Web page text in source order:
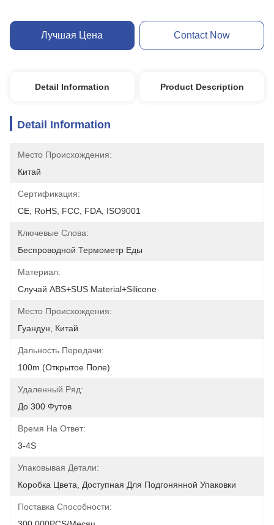
Лучшая Цена Contact Now
Detail Information Product Description
Detail Information
Место Происхождения:
Китай
Сертификация:
CE, RoHS, FCC, FDA, ISO9001
Ключевые Слова:
Беспроводной Термометр Еды
Материал:
Случай ABS+SUS Material+Silicone
Место Происхождения:
Гуандун, Китай
Дальность Передачи:
100m (открытое Поле)
Удаленный Ряд:
До 300 Футов
Время На Ответ:
3-4S
Упаковывая Детали:
Коробка Цвета, Доступная Для Подгонянной Упаковки
Поставка Способности: